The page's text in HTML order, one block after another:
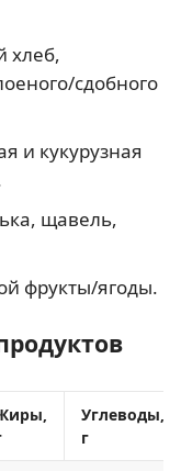
хлеб,
сдобного
и кукурузная
щавель,
фрукты/ягоды.
Углеводы,
г